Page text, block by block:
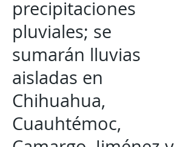
precipitaciones
pluviales; se
sumarán lluvias
aisladas en
Chihuahua,
Cuauhtémoc,